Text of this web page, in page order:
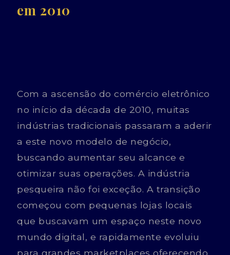
em 2010
Com a ascensão do comércio eletrônico
no início da década de 2010, muitas
indústrias tradicionais passaram a aderir
a este novo modelo de negócio,
buscando aumentar seu alcance e
otimizar suas operações. A indústria
pesqueira não foi exceção. A transição
começou com pequenas lojas locais
que buscavam um espaço neste novo
mundo digital, e rapidamente evoluiu
para grandes marketplaces oferecendo